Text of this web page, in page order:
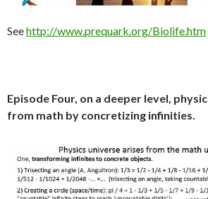
Seehttp://www.prequark.org/Biolife.htm
Episode Four, on a deeper level,
from math by concretizing infinities.